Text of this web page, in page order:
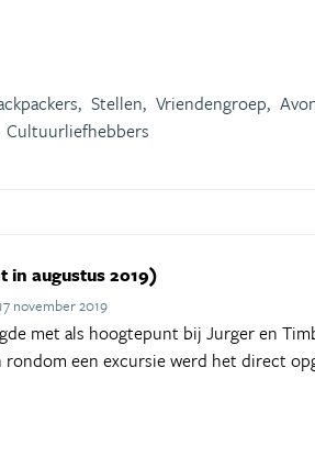
Stellen, Vriendengroep,
Cultuurliefhebbers
in augustus 2019)
november 2019
met als hoogtepunt bij Jurger en
een excursie werd het direct